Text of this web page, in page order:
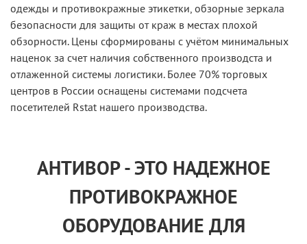
одежды и противокражные этикетки, обзорные зеркала
безопасности для защиты от краж в местах плохой
обзорности. Цены сформированы с учётом минимальных
наценок за счет наличия собственного производста и
отлаженной системы логистики. Более 70% торговых
центров в России оснащены системами подсчета
посетителей Rstat нашего производства.
АНТИВОР - ЭТО НАДЕЖНОЕ
ПРОТИВОКРАЖНОЕ
ОБОРУДОВАНИЕ ДЛЯ